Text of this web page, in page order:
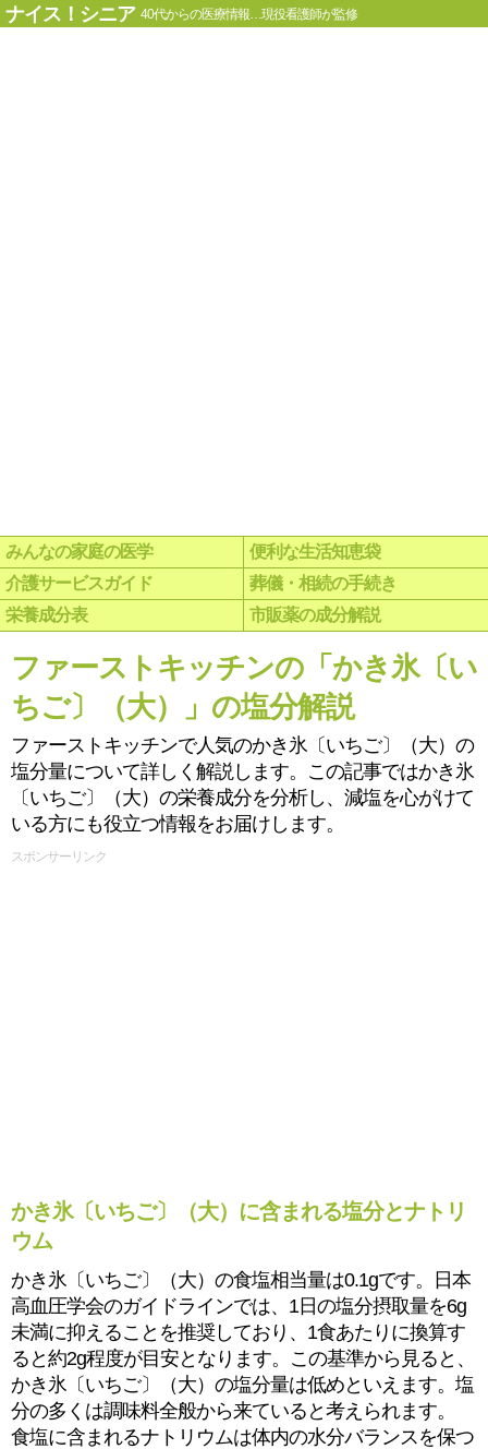
ナイス！シニア 40代からの医療情報…現役看護師が監修
みんなの家庭の医学
便利な生活知恵袋
介護サービスガイド
葬儀・相続の手続き
栄養成分表
市販薬の成分解説
ファーストキッチンの「かき氷〔い
ちご〕（大）」の塩分解説
ファーストキッチンで人気のかき氷〔いちご〕（大）の
塩分量について詳しく解説します。この記事ではかき氷
〔いちご〕（大）の栄養成分を分析し、減塩を心がけて
いる方にも役立つ情報をお届けします。
スポンサーリンク
かき氷〔いちご〕（大）に含まれる塩分とナトリ
ウム
かき氷〔いちご〕（大）の食塩相当量は0.1gです。日本
高血圧学会のガイドラインでは、1日の塩分摂取量を6g
未満に抑えることを推奨しており、1食あたりに換算す
ると約2g程度が目安となります。この基準から見ると、
かき氷〔いちご〕（大）の塩分量は低めといえます。塩
分の多くは調味料全般から来ていると考えられます。
食塩に含まれるナトリウムは体内の水分バランスを保つ